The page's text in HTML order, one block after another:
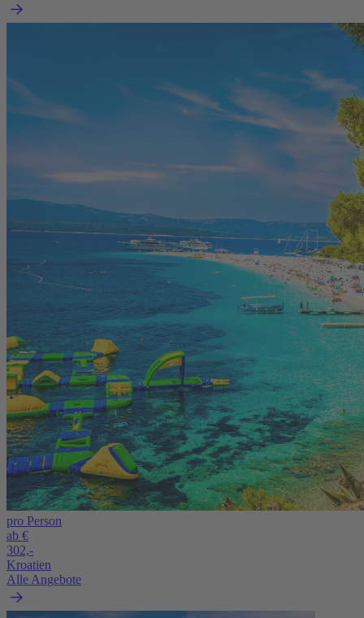
pro Person
ab €
302,-
Kroatien
Alle Angebote